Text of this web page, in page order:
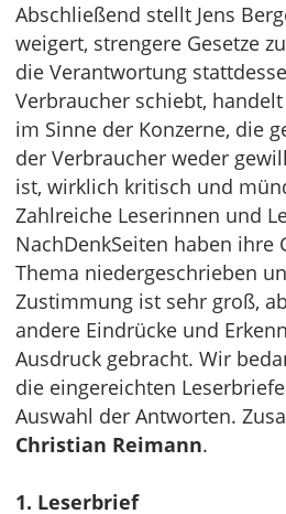
Abschließend stellt Jens
weigert, strengere Gesetze
die Verantwortung
Verbraucher schiebt,
im Sinne der Konzerne, die
der Verbraucher weder
ist, wirklich kritisch und
Zahlreiche Leserinnen und
NachDenkSeiten haben ihre
Thema niedergeschrieben
Zustimmung ist sehr groß,
andere Eindrücke und
Ausdruck gebracht. Wir
die eingereichten
Auswahl der Antworten.
Christian Reimann.
1. Leserbrief